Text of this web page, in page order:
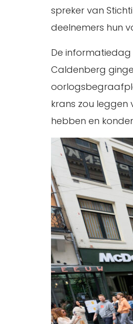
spreker van
deelnemers hun
De informatiedag
Caldenberg
krans zou leggen
hebben en